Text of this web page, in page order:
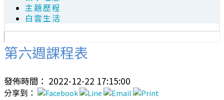
主題歷程
白雲生活
第六週課程表
發佈時間： 2022-12-22 17:15:00
分享到：